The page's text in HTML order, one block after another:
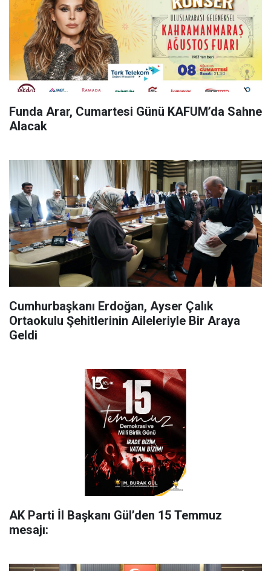
Funda Arar, Cumartesi Günü KAFUM’da Sahne
Alacak
Cumhurbaşkanı Erdoğan, Ayser Çalık
Ortaokulu Şehitlerinin Aileleriyle Bir Araya
Geldi
AK Parti İl Başkanı Gül’den 15 Temmuz
mesajı: